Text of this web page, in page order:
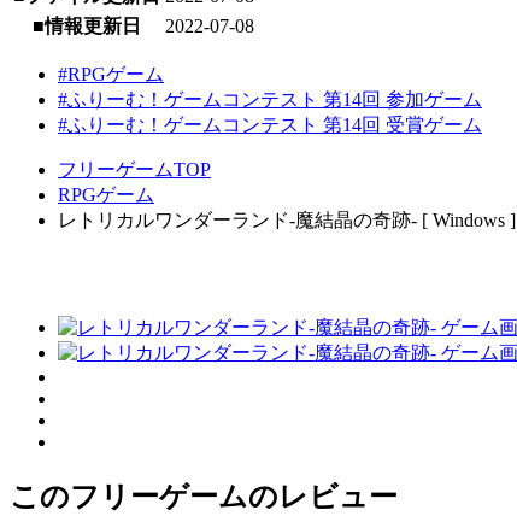
■情報更新日
2022-07-08
#RPGゲーム
#ふりーむ！ゲームコンテスト 第14回 参加ゲーム
#ふりーむ！ゲームコンテスト 第14回 受賞ゲーム
フリーゲームTOP
RPGゲーム
レトリカルワンダーランド-魔結晶の奇跡- [ Windows ]
このフリーゲームのレビュー